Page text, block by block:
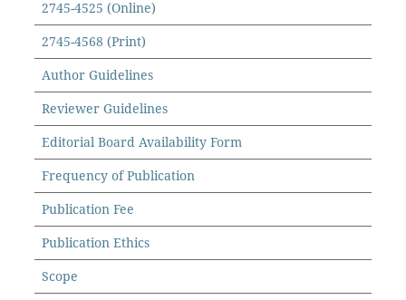
2745-4525 (Online)
2745-4568 (Print)
Author Guidelines
Reviewer Guidelines
Editorial Board Availability Form
Frequency of Publication
Publication Fee
Publication Ethics
Scope